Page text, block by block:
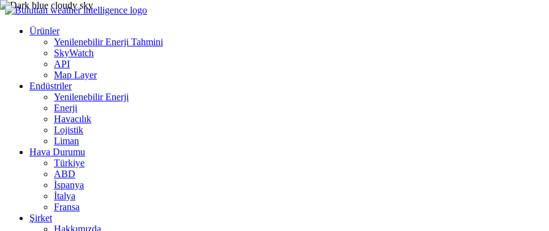
Ürünler
Yenilenebilir Enerji Tahmini
SkyWatch
API
Map Layer
Endüstriler
Yenilenebilir Enerji
Enerji
Havacılık
Lojistik
Liman
Hava Durumu
Türkiye
ABD
İspanya
İtalya
Fransa
Şirket
Hakkımızda